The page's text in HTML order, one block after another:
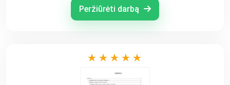
nusikalstamoje veikoje
Peržiūrėti darbą